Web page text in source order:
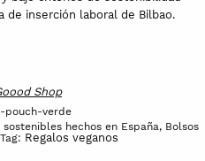
de inserción laboral de Bilbao.
Shop
pouch-verde
sostenibles hechos en España, Bolsos
Tag: Regalos veganos